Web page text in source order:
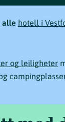
alle hotell i
og leiligheter